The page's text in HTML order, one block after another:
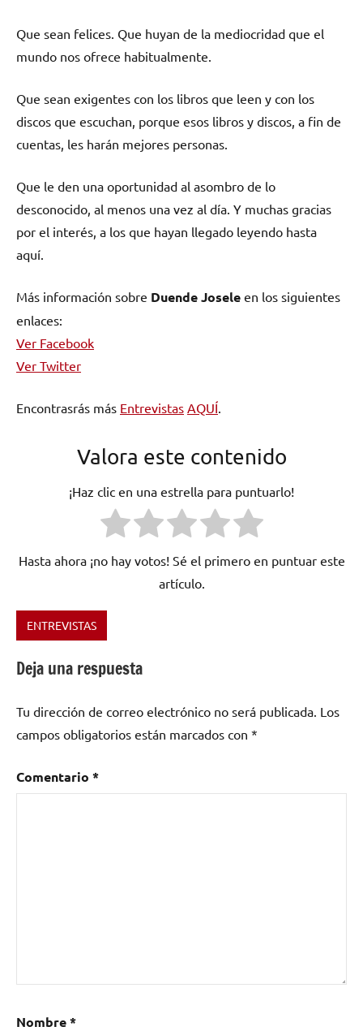
Que sean felices. Que huyan de la mediocridad que el
mundo nos ofrece habitualmente.
Que sean exigentes con los libros que leen y con los
discos que escuchan, porque esos libros y discos, a fin de
cuentas, les harán mejores personas.
Que le den una oportunidad al asombro de lo
desconocido, al menos una vez al día. Y muchas gracias
por el interés, a los que hayan llegado leyendo hasta
aquí.
Más información sobre Duende Josele en los siguientes
enlaces:
Ver Facebook
Ver Twitter
Encontrasrás más Entrevistas AQUÍ
Valora este contenido
¡Haz clic en una estrella para puntuarlo!
Hasta ahora ¡no hay votos! Sé el primero en puntuar este
artículo.
Etiquetado
cantautor,
JOSELE,
España
ENTREVISTAS
Deja una respuesta
Tu dirección de correo electrónico no será publicada. Los
campos obligatorios están marcados con *
Comentario *
Nombre*